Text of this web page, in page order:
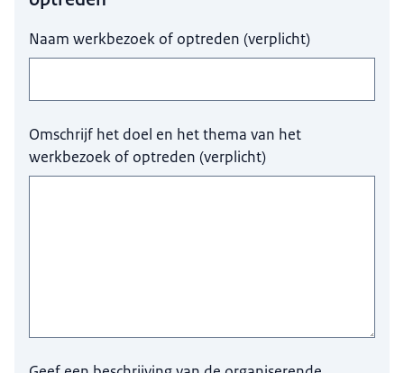
Naam werkbezoek of optreden (verplicht)
Omschrijf het doel en het thema van het
werkbezoek of optreden (verplicht)